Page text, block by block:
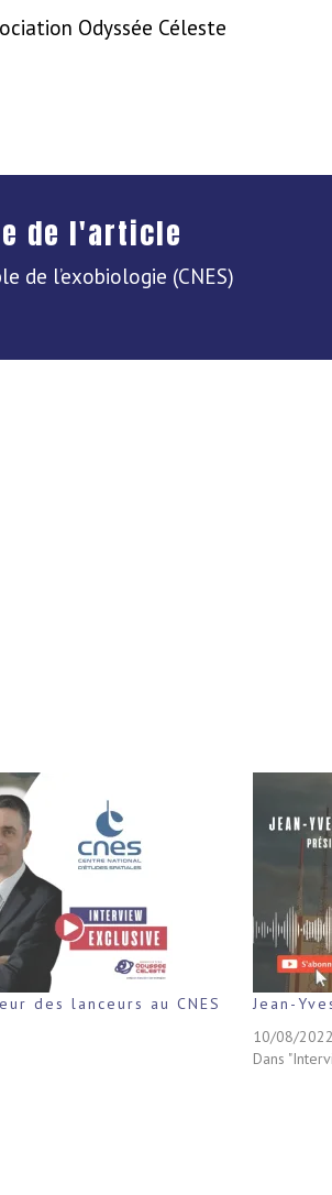
Odyssée Céleste
de l'article
de l’exobiologie (CNES)
des lanceurs au CNES
Jean-
10/08/2022
Dans